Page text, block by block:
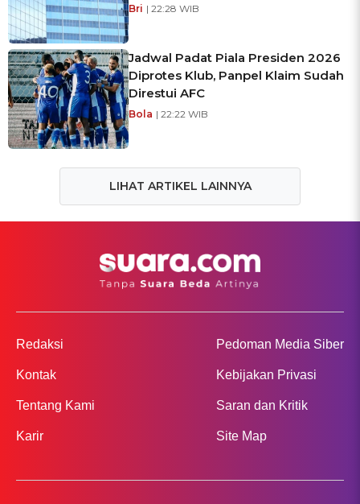
Bri | 22:28 WIB
Jadwal Padat Piala Presiden 2026
Diprotes Klub, Panpel Klaim Sudah
Direstui AFC
Bola | 22:22 WIB
LIHAT ARTIKEL LAINNYA
Redaksi
Kontak
Tentang Kami
Karir
Pedoman Media Siber
Kebijakan Privasi
Saran dan Kritik
Site Map